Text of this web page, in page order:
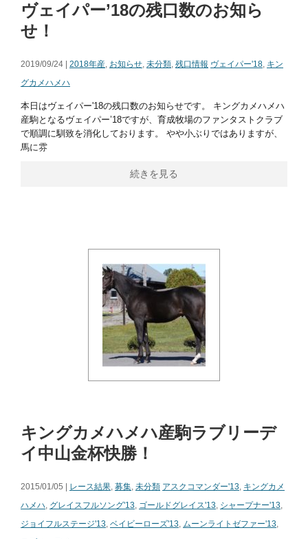
ヴェイパー’18の残口数のお知ら
せ！
2019/09/24 | 2018年産, お知らせ, 未分類, 残口情報 ヴェイパー'18, キン
グカメハメハ
本日はヴェイパー'18の残口数のお知らせです。 キングカメハメハ
産駒となるヴェイパー’18ですが、育成牧場のファンタストクラブ
で順調に馴致を消化しております。 やや小ぶりではありますが、
馬に雰
続きを見る
キングカメハメハ産駒ラブリーデ
イ中山金杯快勝！
2015/01/05 | レース結果, 募集, 未分類 アスクコマンダー'13, キングカメ
ハメハ, グレイスフルソング'13, ゴールドグレイス'13, シャープナー'13,
ジョイフルステージ'13, ベイビーローズ'13, ムーンライトゼファー'13,